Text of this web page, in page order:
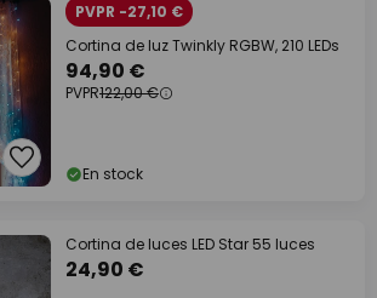
PVPR -27,10 €
Cortina de luz Twinkly RGBW, 210 LEDs
94,90 €
PVPR122,00 €
En stock
Cortina de luces LED Star 55 luces
24,90 €